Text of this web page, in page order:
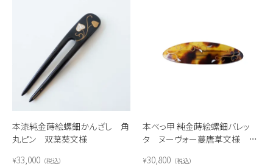
本漆純金蒔絵螺鈿かんざし 角
丸ピン 双葉葵文様
¥33,000 税込
本べっ甲 純金蒔絵螺鈿バレッ
タ ヌーヴォー蔓唐草文様 楕
¥30,800 税込